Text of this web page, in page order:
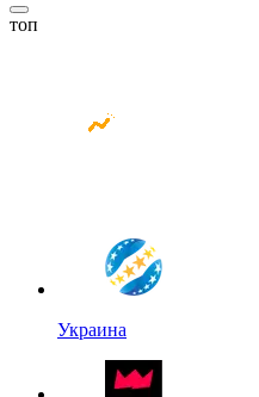
топ
Украина